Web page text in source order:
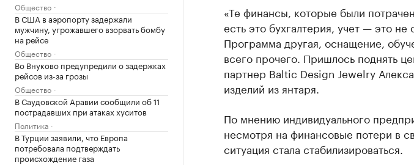
Общество
В США в аэропорту задержали
мужчину, угрожавшего взорвать бомбу
на рейсе
Общество
Во Внуково предупредили о задержках
рейсов из-за грозы
Общество
В Саудовской Аравии сообщили об 11
пострадавших при атаках хуситов
Политика
В Турции заявили, что Европа
потребовала подтверждать
происхождение газа
«Те финансы, которые были
есть это бухгалтерия, учет — это не
Программа другая, оснащение,
всего прочего. Пришлось поднять
партнер Baltic Design Jewelry
изделий из янтаря.
По мнению индивидуального
несмотря на финансовые потери в
ситуация стала стабилизироваться.